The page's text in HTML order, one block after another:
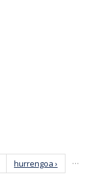
…
hurrengoa ›